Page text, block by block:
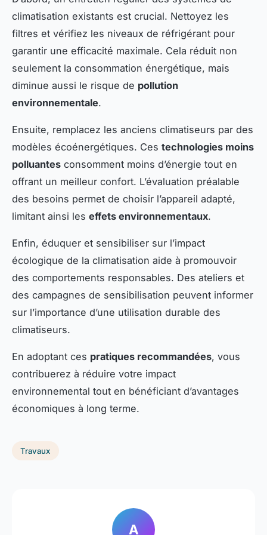
climatisation existants est crucial. Nettoyez les
filtres et vérifiez les niveaux de réfrigérant pour
garantir une efficacité maximale. Cela réduit non
seulement la consommation énergétique, mais
diminue aussi le risque de pollution
environnementale.
Ensuite, remplacez les anciens climatiseurs par des
modèles écoénergétiques. Ces technologies moins
polluantes consomment moins d’énergie tout en
offrant un meilleur confort. L’évaluation préalable
des besoins permet de choisir l’appareil adapté,
limitant ainsi les effets environnementaux.
Enfin, éduquer et sensibiliser sur l’impact
écologique de la climatisation aide à promouvoir
des comportements responsables. Des ateliers et
des campagnes de sensibilisation peuvent informer
sur l’importance d’une utilisation durable des
climatiseurs.
En adoptant ces pratiques recommandées, vous
contribuerez à réduire votre impact
environnemental tout en bénéficiant d’avantages
économiques à long terme.
Travaux
A